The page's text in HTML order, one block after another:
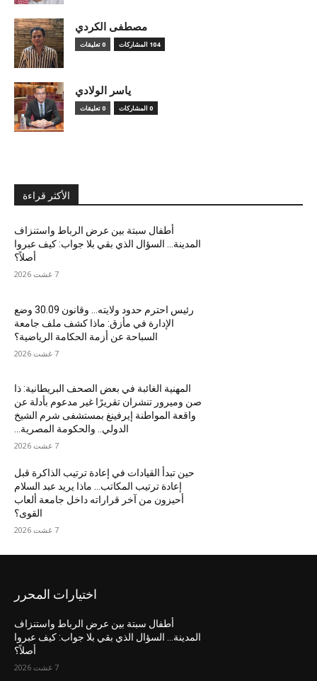
مصطفى الكردي
104 المشاركات 0 تعليقات
ياسر الولادي
0 المشاركات 0 تعليقات
الأكثر قراءة
أطفال سبتة بين عرض الرباط واستنزاف
المدينة… السؤال الذي بقي بلا جواب: كيف عبروا
أصلاً؟
7 غشت 2026
رئيس احترم حدود ولايته… وقانون 30.09 وضع
الإدارة في مأزق: ماذا كشف ملف جامعة
السباحة عن أزمة الحكامة الرياضية؟
7 غشت 2026
المهنية الغائبة في بعض الصحف البريطانية: ذا
صن وميرور تنشران تقريرًا غير مدعوم بأدلة عن
واقعة المواطنة إيرفينغ بمستشفى شرم الشيخ
الدولي.. والحكومة المصرية...
7 غشت 2026
حين تبدأ القيادات في إعادة ترتيب الذاكرة قبل
إعادة ترتيب المكاتب… ماذا يريد عبد السلام
أحيزون من آخر قراراته داخل جامعة ألعاب
القوى؟
7 غشت 2026
اختيارات المحرر
أطفال سبتة بين عرض الرباط واستنزاف
المدينة… السؤال الذي بقي بلا جواب: كيف عبروا
أصلاً؟
7 غشت 2026